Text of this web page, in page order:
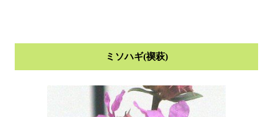
ミソハギ(禊萩)